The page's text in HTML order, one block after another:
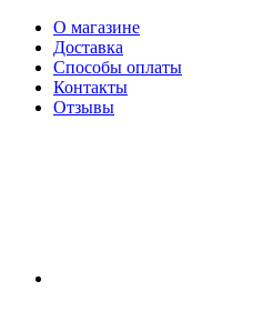
О магазине
Доставка
Способы оплаты
Контакты
Отзывы